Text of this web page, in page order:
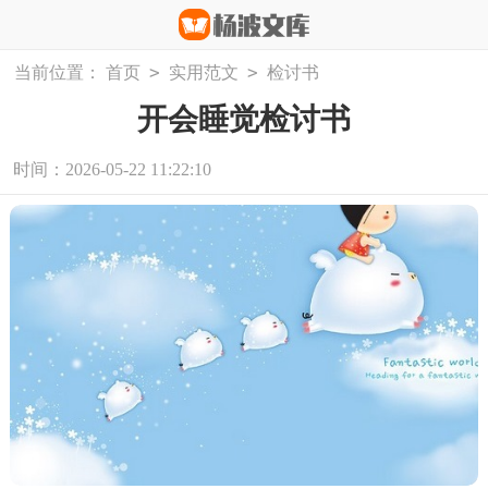
当前位置： 首页 > 实用范文 > 检讨书
开会睡觉检讨书
时间：2026-05-22 11:22:10